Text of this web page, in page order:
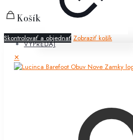
VÝPREDAJ
Košík
Skontrolovať a objednať Zobraziť košík
✕